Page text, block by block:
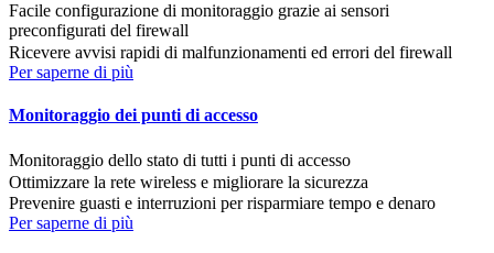
Facile configurazione di monitoraggio grazie ai sensori
preconfigurati del firewall
Ricevere avvisi rapidi di malfunzionamenti ed errori del firewall
Per saperne di più
Monitoraggio dei punti di accesso
Monitoraggio dello stato di tutti i punti di accesso
Ottimizzare la rete wireless e migliorare la sicurezza
Prevenire guasti e interruzioni per risparmiare tempo e denaro
Per saperne di più